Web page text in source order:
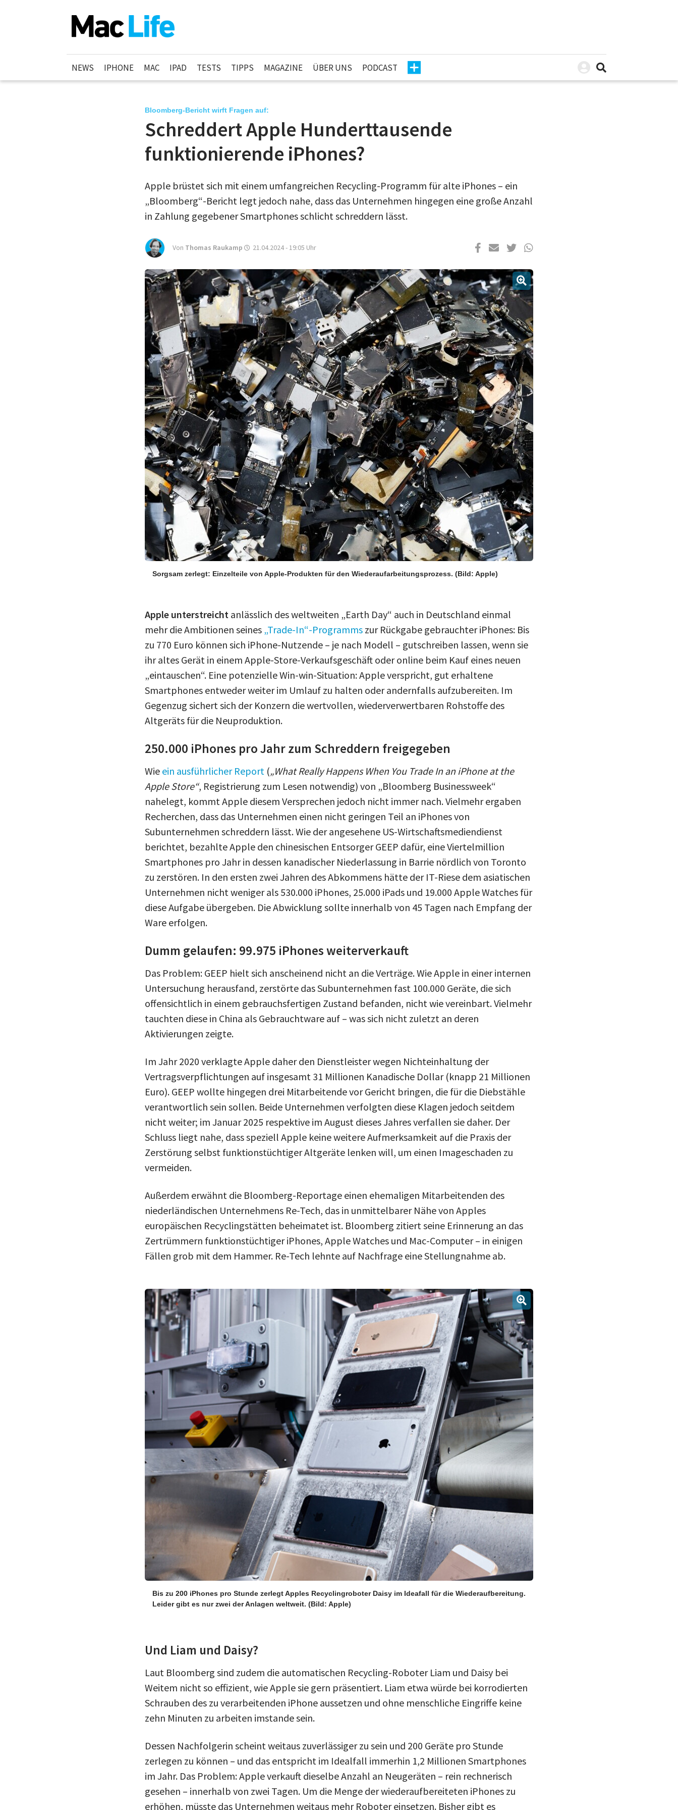
NEWS IPHONE MAC IPAD TESTS TIPPS MAGAZINE ÜBER UNS PODCAST
Bloomberg-Bericht wirft Fragen auf:
Schreddert Apple Hunderttausende
funktionierende iPhones?
Apple brüstet sich mit einem umfangreichen Recycling-Programm für alte iPhones – ein
„Bloomberg“-Bericht legt jedoch nahe, dass das Unternehmen hingegen eine große Anzahl
in Zahlung gegebener Smartphones schlicht schreddern lässt.
Von Thomas Raukamp 21.04.2024 - 19:05 Uhr
Sorgsam zerlegt: Einzelteile von Apple-Produkten für den Wiederaufarbeitungsprozess. (Bild: Apple)
Apple unterstreicht anlässlich des weltweiten „Earth Day“ auch in Deutschland einmal
mehr die Ambitionen seines „Trade-In“-Programms zur Rückgabe gebrauchter iPhones: Bis
zu 770 Euro können sich iPhone-Nutzende – je nach Modell – gutschreiben lassen, wenn sie
ihr altes Gerät in einem Apple-Store-Verkaufsgeschäft oder online beim Kauf eines neuen
„eintauschen“. Eine potenzielle Win-win-Situation: Apple verspricht, gut erhaltene
Smartphones entweder weiter im Umlauf zu halten oder andernfalls aufzubereiten. Im
Gegenzug sichert sich der Konzern die wertvollen, wiederverwertbaren Rohstoffe des
Altgeräts für die Neuproduktion.
250.000 iPhones pro Jahr zum Schreddern freigegeben
Wie ein ausführlicher Report („What Really Happens When You Trade In an iPhone at the
Apple Store“, Registrierung zum Lesen notwendig) von „Bloomberg Businessweek“
nahelegt, kommt Apple diesem Versprechen jedoch nicht immer nach. Vielmehr ergaben
Recherchen, dass das Unternehmen einen nicht geringen Teil an iPhones von
Subunternehmen schreddern lässt. Wie der angesehene US-Wirtschaftsmediendienst
berichtet, bezahlte Apple den chinesischen Entsorger GEEP dafür, eine Viertelmillion
Smartphones pro Jahr in dessen kanadischer Niederlassung in Barrie nördlich von Toronto
zu zerstören. In den ersten zwei Jahren des Abkommens hätte der IT-Riese dem asiatischen
Unternehmen nicht weniger als 530.000 iPhones, 25.000 iPads und 19.000 Apple Watches für
diese Aufgabe übergeben. Die Abwicklung sollte innerhalb von 45 Tagen nach Empfang der
Ware erfolgen.
Dumm gelaufen: 99.975 iPhones weiterverkauft
Das Problem: GEEP hielt sich anscheinend nicht an die Verträge. Wie Apple in einer internen
Untersuchung herausfand, zerstörte das Subunternehmen fast 100.000 Geräte, die sich
offensichtlich in einem gebrauchsfertigen Zustand befanden, nicht wie vereinbart. Vielmehr
tauchten diese in China als Gebrauchtware auf – was sich nicht zuletzt an deren
Aktivierungen zeigte.
Im Jahr 2020 verklagte Apple daher den Dienstleister wegen Nichteinhaltung der
Vertragsverpflichtungen auf insgesamt 31 Millionen Kanadische Dollar (knapp 21 Millionen
Euro). GEEP wollte hingegen drei Mitarbeitende vor Gericht bringen, die für die Diebstähle
verantwortlich sein sollen. Beide Unternehmen verfolgten diese Klagen jedoch seitdem
nicht weiter; im Januar 2025 respektive im August dieses Jahres verfallen sie daher. Der
Schluss liegt nahe, dass speziell Apple keine weitere Aufmerksamkeit auf die Praxis der
Zerstörung selbst funktionstüchtiger Altgeräte lenken will, um einen Imageschaden zu
vermeiden.
Außerdem erwähnt die Bloomberg-Reportage einen ehemaligen Mitarbeitenden des
niederländischen Unternehmens Re-Tech, das in unmittelbarer Nähe von Apples
europäischen Recyclingstätten beheimatet ist. Bloomberg zitiert seine Erinnerung an das
Zertrümmern funktionstüchtiger iPhones, Apple Watches und Mac-Computer – in einigen
Fällen grob mit dem Hammer. Re-Tech lehnte auf Nachfrage eine Stellungnahme ab.
Bis zu 200 iPhones pro Stunde zerlegt Apples Recyclingroboter Daisy im Ideafall für die Wiederaufbereitung.
Leider gibt es nur zwei der Anlagen weltweit. (Bild: Apple)
Und Liam und Daisy?
Laut Bloomberg sind zudem die automatischen Recycling-Roboter Liam und Daisy bei
Weitem nicht so effizient, wie Apple sie gern präsentiert. Liam etwa würde bei korrodierten
Schrauben des zu verarbeitenden iPhone aussetzen und ohne menschliche Eingriffe keine
zehn Minuten zu arbeiten imstande sein.
Dessen Nachfolgerin scheint weitaus zuverlässiger zu sein und 200 Geräte pro Stunde
zerlegen zu können – und das entspricht im Idealfall immerhin 1,2 Millionen Smartphones
im Jahr. Das Problem: Apple verkauft dieselbe Anzahl an Neugeräten – rein rechnerisch
gesehen – innerhalb von zwei Tagen. Um die Menge der wiederaufbereiteten iPhones zu
erhöhen, müsste das Unternehmen weitaus mehr Roboter einsetzen. Bisher gibt es